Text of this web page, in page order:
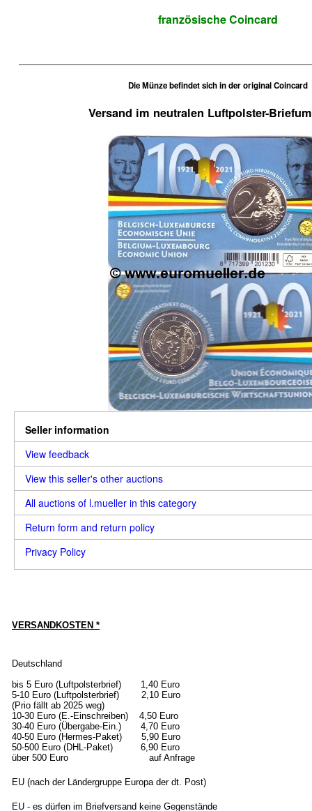
französische Coincard
Die Münze befindet sich in der original Coincard
Versand im neutralen Luftpolster-
Seller information
View feedback
View this seller's other auctions
All auctions of l.mueller in this category
Return form and return policy
Privacy Policy
VERSANDKOSTEN *
Deutschland
bis 5 Euro (Luftpolsterbrief) 1,40 Euro
5-10 Euro (Luftpolsterbrief) 2,10 Euro
(Prio fällt ab 2025 weg)
10-30 Euro (E.-Einschreiben) 4,50 Euro
30-40 Euro (Übergabe-Ein.) 4,70 Euro
40-50 Euro (Hermes-Paket) 5,90 Euro
50-500 Euro (DHL-Paket) 6,90 Euro
über 500 Euro auf Anfrage
EU (nach der Ländergruppe Europa der dt. Post)
EU - es dürfen im Briefversand keine Gegenstände